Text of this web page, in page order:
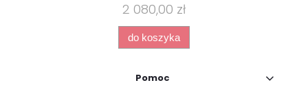
2 080,00 zł
do koszyka
Pomoc